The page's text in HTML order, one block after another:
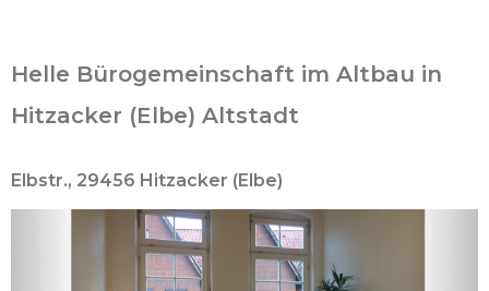
Helle Bürogemeinschaft im Altbau in
Hitzacker (Elbe) Altstadt
Elbstr., 29456 Hitzacker (Elbe)